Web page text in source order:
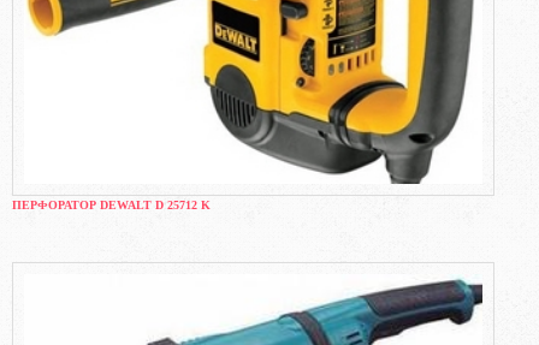
ПЕРФОРАТОР DEWALT D 25712 K